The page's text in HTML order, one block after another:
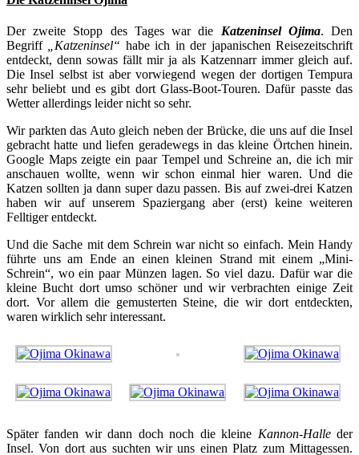
Der zweite Stopp des Tages war die Katzeninsel Ojima. Den
Begriff
„Katzeninsel“ habe ich in der japanischen Reisezeitschrift
entdeckt, denn sowas fällt mir ja als Katzennarr immer gleich auf.
Die Insel selbst ist aber vorwiegend wegen der dortigen Tempura
sehr beliebt und es gibt dort Glass-Boot-Touren. Dafür passte das
Wetter allerdings leider nicht so sehr.
Wir parkten das Auto gleich neben der Brücke, die uns auf die Insel
gebracht hatte und liefen geradewegs in das kleine Örtchen hinein.
Google Maps zeigte ein paar Tempel und Schreine an, die ich mir
anschauen wollte, wenn wir schon einmal hier waren. Und die
Katzen sollten ja dann super dazu passen. Bis auf zwei-drei Katzen
haben wir auf unserem Spaziergang aber (erst) keine weiteren
Felltiger entdeckt.
Und die Sache mit dem Schrein war nicht so einfach. Mein Handy
führte uns am Ende an einen kleinen Strand mit einem „Mini-
Schrein“, wo ein paar Münzen lagen. So viel dazu. Dafür war die
kleine Bucht dort umso schöner und wir verbrachten einige Zeit
dort. Vor allem die gemusterten Steine, die wir dort entdeckten,
waren wirklich sehr interessant.
Später fanden wir dann doch noch die kleine Kannon-Halleder
Insel. Von dort aus suchten wir uns einen Platz zum Mittagessen.